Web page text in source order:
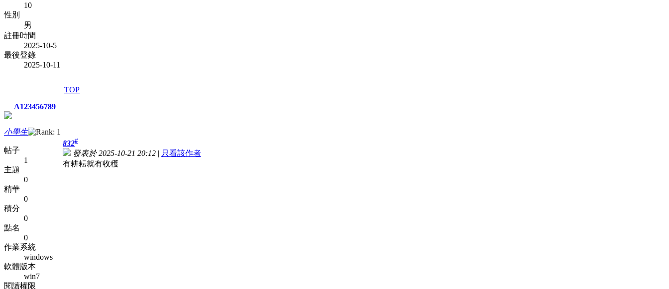
10
性別
男
註冊時間
2025-10-5
最後登錄
2025-10-11
TOP
A123456789
小學生
帖子
1
主題
0
精華
0
積分
0
點名
0
作業系統
windows
軟體版本
win7
閱讀權限
832#
發表於 2025-10-21 20:12 | 只看該作者
有耕耘就有收穫